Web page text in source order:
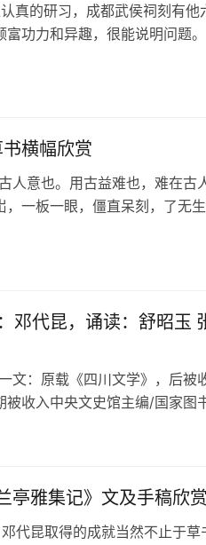
真的研习，成都武侯祠刻有他
功力和异趣，很能说明问题。
横幅欣赏
人意也。用古益难也，难在古
一板一眼，僵直呆刻，了无生
代昆，诵读：舒昭玉
文：原载《四川文学》，后被
收入中央文史馆主编/国家图
亭雅集记》文及手稿欣
代昆取得的成就当然不止于草